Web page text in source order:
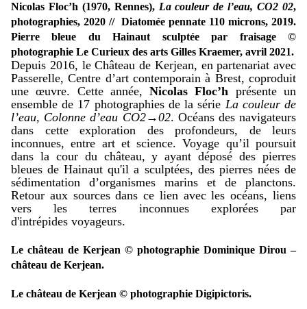
Nicolas Floc’h (1970, Rennes), La couleur de l’eau, CO2 02,
photographies, 2020 // Diatomée pennate 110 microns, 2019.
Pierre bleue du Hainaut sculptée par fraisage ©
photographie Le Curieux des arts Gilles Kraemer, avril 2021.
Depuis 2016, le Château de Kerjean, en partenariat avec
Passerelle, Centre d’art contemporain à Brest, coproduit
une œuvre. Cette année,Nicolas Floc’h présente un
ensemble de 17 photographies de la série La couleur de
l’eau, Colonne d’eau CO2→02. Océans des navigateurs
dans cette exploration des profondeurs, de leurs
inconnues, entre art et science. Voyage qu’il poursuit
dans la cour du château, y ayant déposé des pierres
bleues de Hainaut qu'il a sculptées, des pierres nées de
sédimentation d’organismes marins et de planctons.
Retour aux sources dans ce lien avec les océans, liens
vers les terres inconnues explorées par
d'intrépides voyageurs.
Le château de Kerjean © photographie Dominique Dirou –
château de Kerjean.
Le château de Kerjean © photographie Digipictoris.